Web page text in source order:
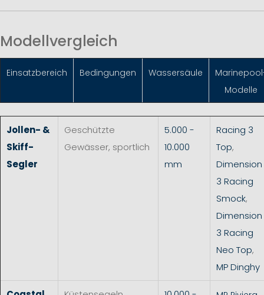
Modellvergleich
Einsatzbereich Bedingungen Wassersäule
Modelle
Jollen- &
Skiff-
Segler
Geschützte
Gewässer, sportlich
5.000 -
10.000
mm
Racing 3
Top,
Dimension
3 Racing
Smock,
Dimension
3 Racing
Neo Top,
MP Dinghy